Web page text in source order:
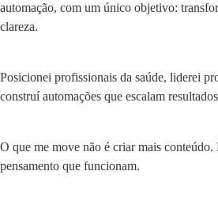
automação, com um único objetivo:
clareza.
Posicionei profissionais da saúde, liderei
construí automações que escalam
O que me move não é criar mais conteúdo.
pensamento que funcionam.